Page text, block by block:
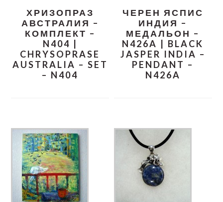
ХРИЗОПРАЗ
АВСТРАЛИЯ –
КОМПЛЕКТ –
N404 |
CHRYSOPRASE
AUSTRALIA – SET
– N404
ЧЕРЕН ЯСПИС
ИНДИЯ –
МЕДАЛЬОН –
N426A | BLACK
JASPER INDIA –
PENDANT –
N426A